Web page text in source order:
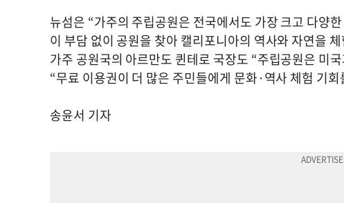
뉴섬은 “가주의 주립공원은 전국에서도 가장 크고 다양
이 부담 없이 공원을 찾아 캘리포니아의 역사와 자연을
가주 공원국의 아르만도 퀸테로 국장도 “주립공원은 미
“무료 이용권이 더 많은 주민들에게 문화·역사 체험 기
송윤서 기자